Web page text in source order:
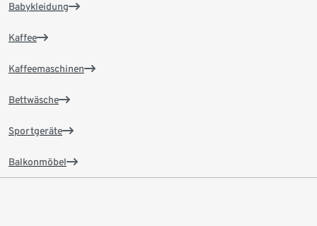
Babykleidung
Kaffee
Kaffeemaschinen
Bettwäsche
Sportgeräte
Balkonmöbel